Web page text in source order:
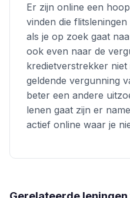
Er zijn online een
vinden die
als je op zoek gaat
ook even naar de
kredietverstrekker
geldende vergunning
beter een andere
lenen gaat zijn er
actief online waar je